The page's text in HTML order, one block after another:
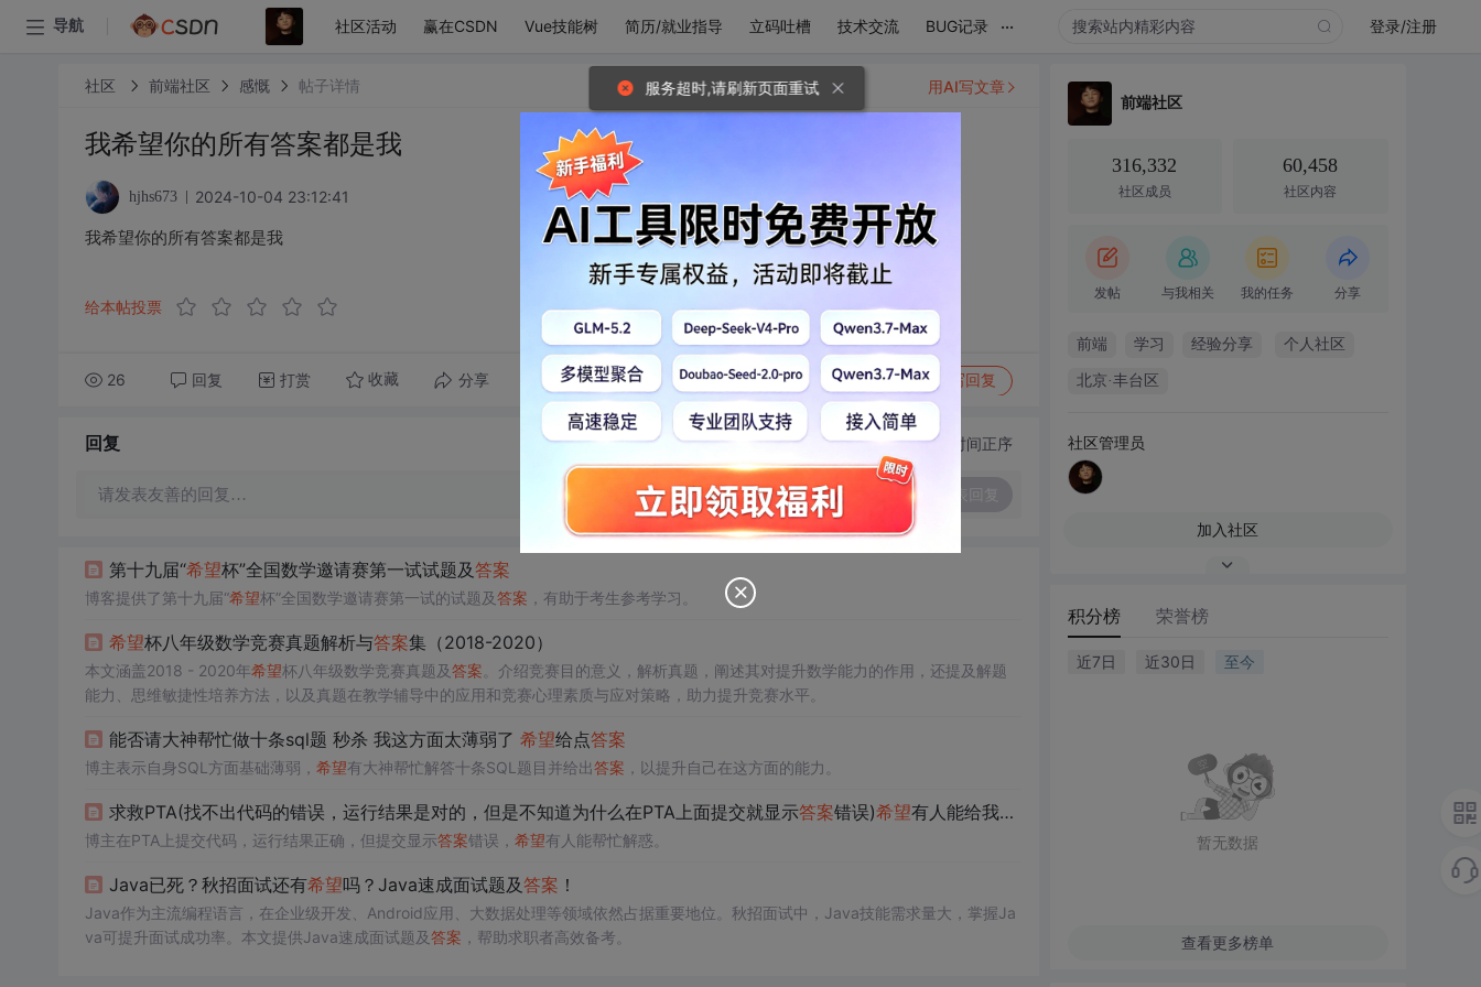
导航 社区活动 赢在CSDN Vue技能树 简历/就业指导 立码吐槽 技术交流 BUG记录 ... 登录/注册
社区 前端社区 感慨 帖子详情
我希望你的所有答案都是我
hjhs673 2024-10-04 23:12:41
我希望你的所有答案都是我
给本帖投票
26 回复 打赏 收藏 分享 转发到动态 举报 写回复
用AI写文章
回复 切换为时间正序
请发表友善的回复…
第十九届“希望杯”全国数学邀请赛第一试试题及答案
博客提供了第十九届“希望杯”全国数学邀请赛第一试的试题及答案 ，有助于考生参考学习。
希望杯八年级数学竞赛真题解析与答案集（2018-2020）
本文涵盖2018 - 2020年希望杯八年级数学竞赛真题及答案 。介绍竞赛目的意义，解析真题，阐述其对提升数学能力的作用，还提及解题
能力、思维敏捷性培养方法，以及真题在教学辅导中的应用和竞赛心理素质与应对策略，助力提升竞赛水平。
能否请大神帮忙做十条sql题 秒杀 我这方面太薄弱了 希望给点答案
博主表示自身SQL方面基础薄弱， 希望有大神帮忙解答十条SQL题目并给出答案 ，以提升自己在这方面的能力。
求救PTA(找不出代码的错误，运行结果是对的，但是不知道为什么在PTA上面提交就显示答案错误)希望有人能给我解解惑，谢谢！
博主在PTA上提交代码，运行结果正确，但提交显示答案错误， 希望有人能帮忙解惑。
Java已死？秋招面试还有希望吗？Java速成面试题及答案 ！
Java作为主流编程语言，在企业级开发、Android应用、大数据处理等领域依然占据重要地位。秋招面试中，Java技能需求量大，掌握Ja
va可提升面试成功率。本文提供Java速成面试题及答案 ，帮助求职者高效备考。
前端社区
316,332
社区成员
60,458
社区内容
发帖 与我相关 我的任务 分享
前端 学习 经验分享 个人社区
北京·丰台区
社区管理员
加入社区
积分榜 荣誉榜
近7日 近30日 至今
暂无数据
查看更多榜单
服务超时,请刷新页面重试